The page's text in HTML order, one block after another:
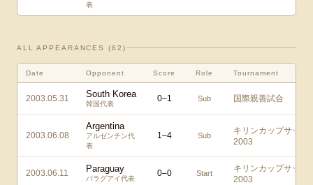
表
ALL APPEARANCES (62 )
Date Opponent Score Role Tournament
2003.05.31 South Korea
韓国代表
0–1 Sub 国際親善試合
2003.06.08
Argentina
アルゼンチン代
表
1–4 Sub
キリンカップサッカ
2003
2003.06.11 Paraguay
パラグアイ代表
0–0 Start
キリンカップサッカ
2003